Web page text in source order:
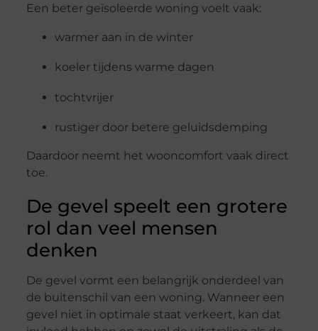
Een beter geïsoleerde woning voelt vaak:
warmer aan in de winter
koeler tijdens warme dagen
tochtvrijer
rustiger door betere geluidsdemping
Daardoor neemt het wooncomfort vaak direct
toe.
De gevel speelt een grotere
rol dan veel mensen
denken
De gevel vormt een belangrijk onderdeel van
de buitenschil van een woning. Wanneer een
gevel niet in optimale staat verkeert, kan dat